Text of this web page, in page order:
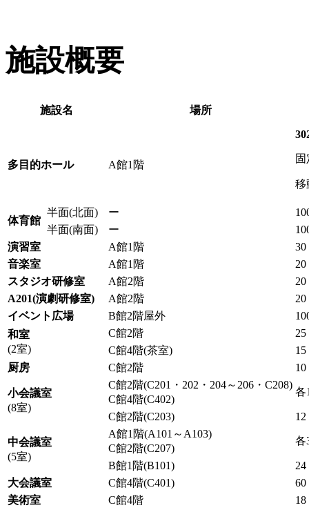
施設概要
施設名 場所
多目的ホール A館1階
固
移
体育館
半面(北面) ー
半面(南面)
ー
演習室
A館1階
30
音楽室
A館1階
20
スタジオ研修室
A館2階
20
A201(演劇研修室)
A館2階
20
イベント広場
B館2階屋外
和室
(2室)
C館2階
25
C館4階(茶室)
15
厨房
C館2階 10
小会議室
(8室)
C館2階(C201・202・204～206・C208)
C館4階(C402)
各
C館2階(C203) 12
中会議室
(5室)
A館1階(A101～A103)
C館2階(C207)
各
B館1階(B101)
24
大会議室
C館4階(C401)
60
美術室
C館4階
18